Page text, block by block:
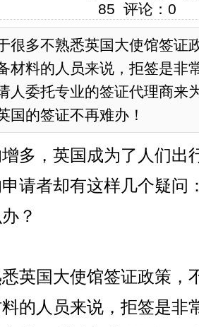
85 评论：0
很多不熟悉英国大使馆签证
材料的人员来说，拒签是非
人委托专业的签证代理商来
国的签证不再难办！
多，英国成为了人们出
请者却有这样几个疑问
？
英国大使馆签证政策，
的人员来说，拒签是非